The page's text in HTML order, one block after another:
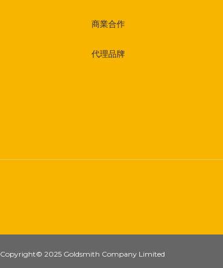
商業合作
代理品牌
Copyright© 2025 Goldsmith Company Limited